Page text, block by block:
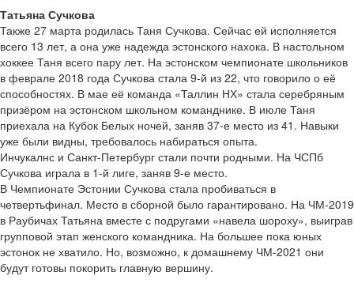
Татьяна Сучкова
Также 27 марта родилась Таня Сучкова. Сейчас ей исполняется
всего 13 лет, а она уже надежда эстонского нахока. В настольном
хоккее Таня всего пару лет. На эстонском чемпионате школьников
в феврале 2018 года Сучкова стала 9-й из 22, что говорило о её
способностях. В мае её команда «Таллин НХ» стала серебряным
призёром на эстонском школьном команднике. В июле Таня
приехала на Кубок Белых ночей, заняв 37-е место из 41. Навыки
уже были видны, требовалось набираться опыта.
Инчукалнс и Санкт-Петербург стали почти родными. На ЧСПб
Сучкова играла в 1-й лиге, заняв 9-е место.
В Чемпионате Эстонии Сучкова стала пробиваться в
четвертьфинал. Место в сборной было гарантировано. На ЧМ-2019
в Раубичах Татьяна вместе с подругами «навела шороху», выиграв
групповой этап женского командника. На большее пока юных
эстонок не хватило. Но, возможно, к домашнему ЧМ-2021 они
будут готовы покорить главную вершину.